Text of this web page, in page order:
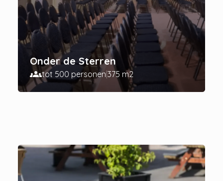
Onder de Sterren
groupstot 500 personen 375 m2